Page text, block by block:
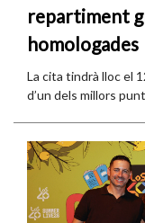
repartiment
homologades
La cita tindrà lloc el
d’un dels millors